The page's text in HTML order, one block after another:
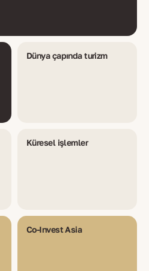
Dünya çapında turizm
Küresel işlemler
Co-Invest Asia